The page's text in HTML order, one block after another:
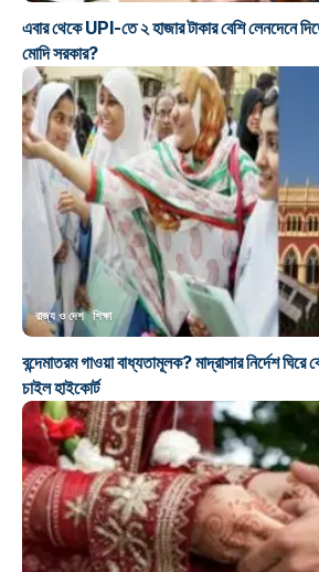
এবার থেকে UPI-তে ২ হাজার টাকার বেশি লেনদেনে
মোদি সরকার?
রাজ্য ও দেশ শিক্ষা
বন্দেমাতরম গাওয়া বাধ্যতামূলক? মাদ্রাসার নির্দেশ
চাইল হাইকোর্ট